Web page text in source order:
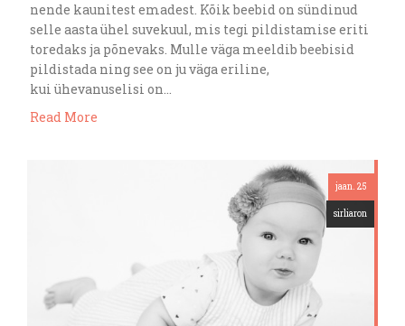
nende kaunitest emadest. Kõik beebid on sündinud
selle aasta ühel suvekuul, mis tegi pildistamise eriti
toredaks ja põnevaks. Mulle väga meeldib beebisid
pildistada ning see on ju väga eriline,
kui ühevanuselisi on…
Read More
jaan. 25
sirliaron